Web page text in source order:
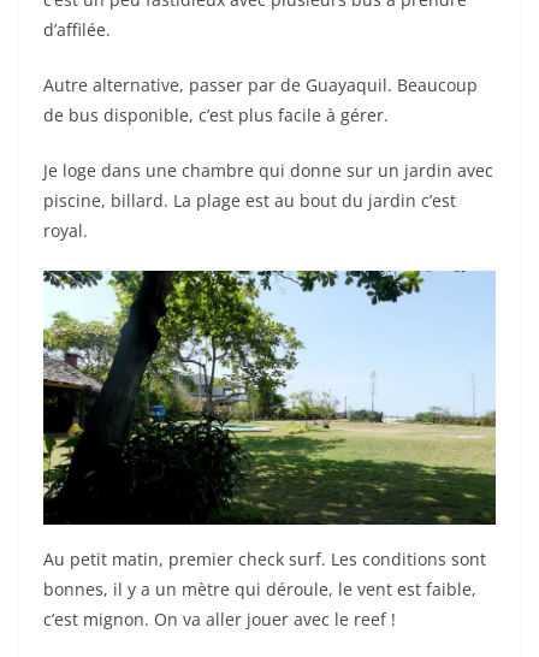
d’affilée.
Autre alternative, passer par de Guayaquil. Beaucoup
de bus disponible, c’est plus facile à gérer.
Je loge dans une chambre qui donne sur un jardin avec
piscine, billard. La plage est au bout du jardin c’est
royal.
Au petit matin, premier check surf. Les conditions sont
bonnes, il y a un mètre qui déroule, le vent est faible,
c’est mignon. On va aller jouer avec le reef !